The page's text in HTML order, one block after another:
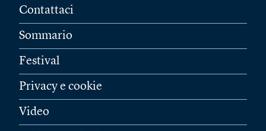
Contattaci
Sommario
Festival
Privacy e cookie
Video